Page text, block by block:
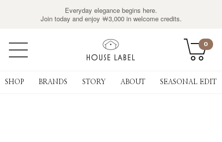
Everyday elegance begins here.
Join today and enjoy ￦3,000 in welcome credits.
0
SHOP BRANDS STORY ABOUT SEASONAL EDIT